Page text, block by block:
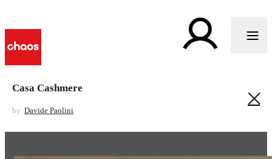
Casa Cashmere
by Davide Paolini